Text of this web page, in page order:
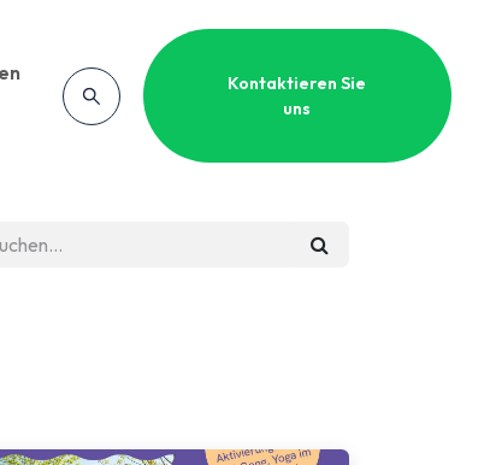
Kontaktieren Sie
uns